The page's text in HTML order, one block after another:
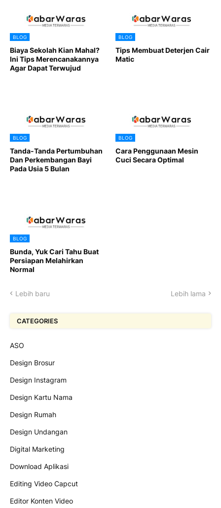
BLOG
Biaya Sekolah Kian Mahal?
Ini Tips Merencanakannya
Agar Dapat Terwujud
BLOG
Tips Membuat Deterjen Cair
Matic
BLOG
Tanda-Tanda Pertumbuhan
Dan Perkembangan Bayi
Pada Usia 5 Bulan
BLOG
Cara Penggunaan Mesin
Cuci Secara Optimal
BLOG
Bunda, Yuk Cari Tahu Buat
Persiapan Melahirkan
Normal
Lebih baru Lebih lama
CATEGORIES
ASO
Design Brosur
Design Instagram
Design Kartu Nama
Design Rumah
Design Undangan
Digital Marketing
Download Aplikasi
Editing Video Capcut
Editor Konten Video